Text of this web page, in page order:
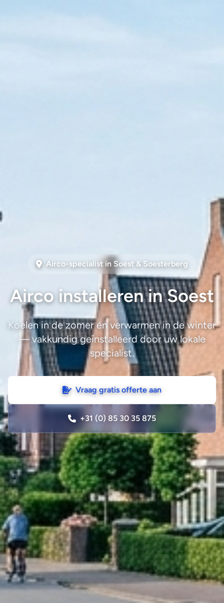
Airco-specialist in Soest & Soesterberg
Airco installeren in Soest
Koelen in de zomer én verwarmen in de winter
— vakkundig geïnstalleerd door uw lokale
specialist.
Vraag gratis offerte aan
+31 (0) 85 30 35 875